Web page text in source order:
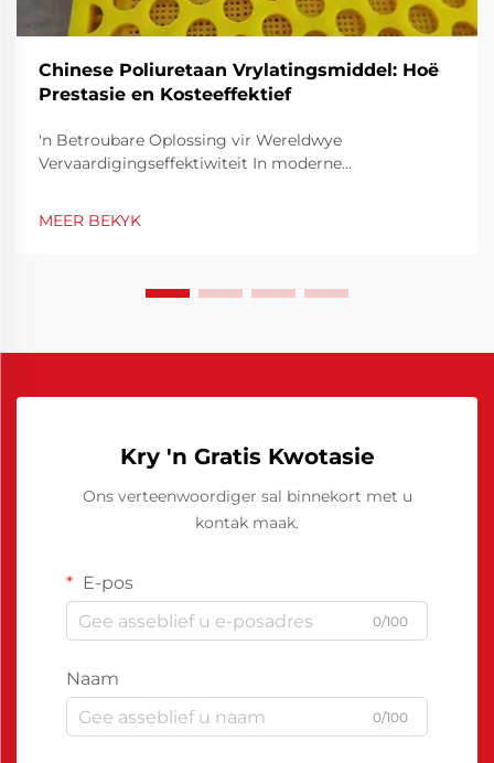
Chinese Poliuretaan Vrylatingsmiddel: Hoë
Prestasie en Kosteeffektief
'n Betroubare Oplossing vir Wereldwye
Vervaardigingseffektiwiteit In moderne
van materiale en verwerkingshulpstowwe die
MEER BEKYK
Kry 'n Gratis Kwotasie
Ons verteenwoordiger sal binnekort met u
kontak maak.
E-pos
0/100
Naam
0/100